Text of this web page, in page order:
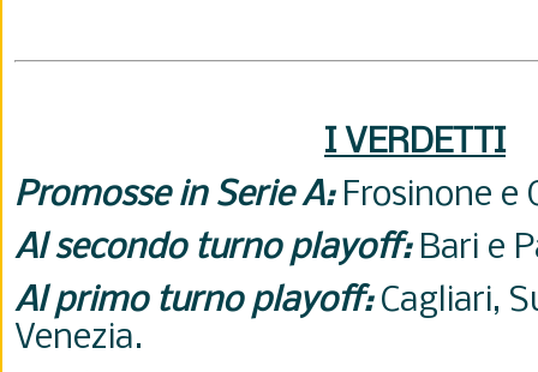
I VERDETTI
Promosse in Serie A:Frosinone e
Al secondo turno playoff:Bari e
Al primo turno playoff:Cagliari,
Venezia.